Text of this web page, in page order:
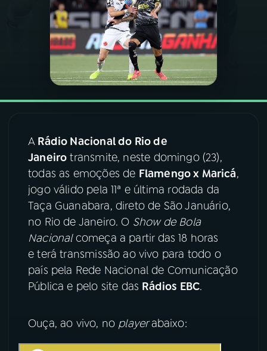
PODCASTS
VIDEOCASTS
ACOMPANHE A RÁDIO NACIONAL
YouTube Facebook
Instagram X
TikTok
A Rádio Nacional do Rio de
Janeiro transmite, neste domingo (23),
todas as emoções de Flamengo x Maricá,
jogo válido pela 11ª e última rodada da
Taça Guanabara, direto de São Januário,
no Rio de Janeiro. O Show de Bola
Nacionalcomeça a partir das 18 horas
e terá transmissão ao vivo para todo o
país pela Rede Nacional de Comunicação
Pública e pelo site das Rádios EBC.
Ouça, ao vivo, no playerabaixo: